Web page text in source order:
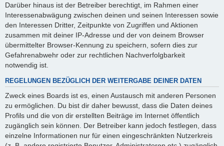
Darüber hinaus ist der Betreiber berechtigt, im Rahmen einer
Interessenabwägung zwischen deinen und seinen Interessen sowie
den Interessen Dritter, Zeitpunkte von Zugriffen und Aktionen
zusammen mit deiner IP-Adresse und der von deinem Browser
übermittelter Browser-Kennung zu speichern, sofern dies zur
Gefahrenabwehr oder zur rechtlichen Nachverfolgbarkeit
notwendig ist.
REGELUNGEN BEZÜGLICH DER WEITERGABE DEINER DATEN
Zweck eines Boards ist es, einen Austausch mit anderen Personen
zu ermöglichen. Du bist dir daher bewusst, dass die Daten deines
Profils und die von dir erstellten Beiträge im Internet öffentlich
zugänglich sein können. Der Betreiber kann jedoch festlegen, dass
einzelne Informationen nur für einen eingeschränkten Nutzerkreis